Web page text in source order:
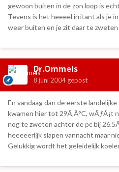
gewoon buiten in de zon loop is
Tevens is het heeeel irritant als je
weer buiten en je zit daar te zweten
Dr.Ommels
8 juni 2004 gepost
En vandaag dan de eerste
kwamen hier tot 29Ã‚Â°C, wÃƒÂ¡t
nog te zweten achter de pc bij
heeeeerlijk slapen vannacht maar
Gelukkig wordt het geleidelijk